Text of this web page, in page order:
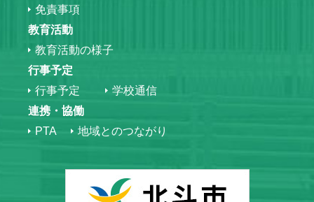
免責事項
教育活動
教育活動の様子
行事予定
行事予定
学校通信
連携・協働
PTA
地域とのつながり